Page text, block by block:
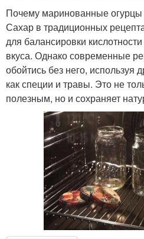
Почему маринованные огурцы
Сахар в традиционных
для балансировки
вкуса. Однако современные
обойтись без него, используя
как специи и травы. Это не
полезным, но и сохраняет